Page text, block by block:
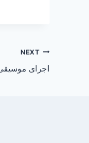
NEXT
اجرای موسیقی